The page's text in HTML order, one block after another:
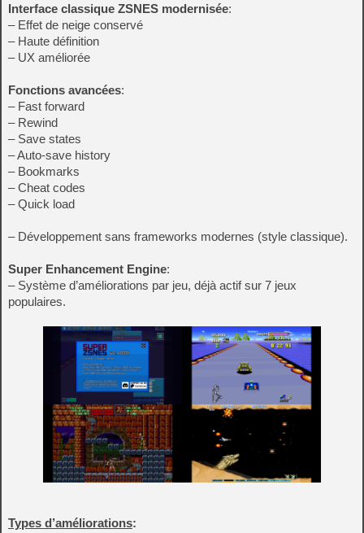
Interface classique ZSNES modernisée:
– Effet de neige conservé
– Haute définition
– UX améliorée
Fonctions avancées:
– Fast forward
– Rewind
– Save states
– Auto-save history
– Bookmarks
– Cheat codes
– Quick load
– Développement sans frameworks modernes (style classique).
Super Enhancement Engine:
– Système d’améliorations par jeu, déjà actif sur 7 jeux
populaires.
Types d’améliorations: